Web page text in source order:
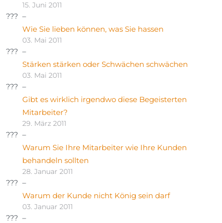
15. Juni 2011
Wie Sie lieben können, was Sie hassen
03. Mai 2011
Stärken stärken oder Schwächen schwächen
03. Mai 2011
Gibt es wirklich irgendwo diese Begeisterten
Mitarbeiter?
29. März 2011
Warum Sie Ihre Mitarbeiter wie Ihre Kunden
behandeln sollten
28. Januar 2011
Warum der Kunde nicht König sein darf
03. Januar 2011